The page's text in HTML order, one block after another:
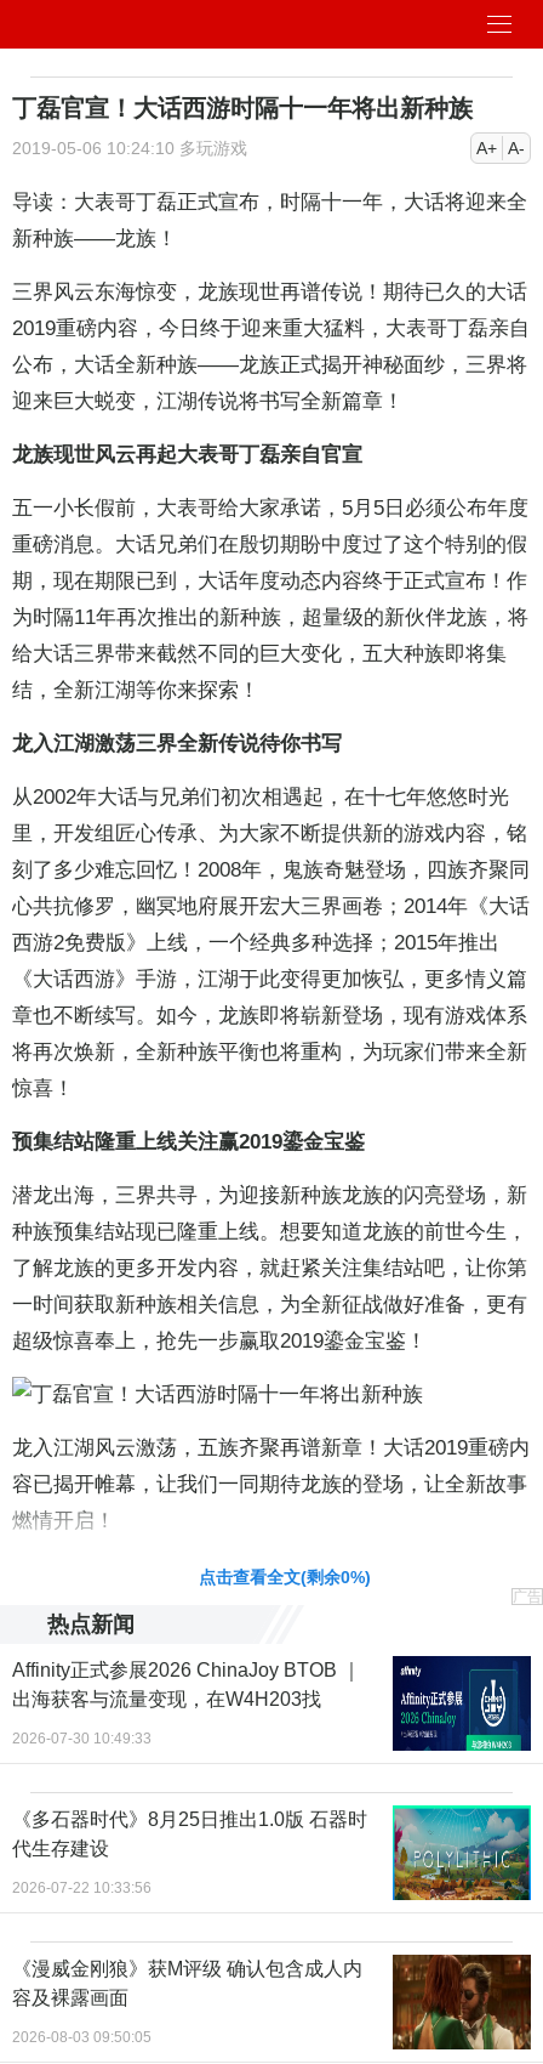
丁磊官宣！大话西游时隔十一年将出新种族
2019-05-06 10:24:10 多玩游戏 A+ A-
导读：大表哥丁磊正式宣布，时隔十一年，大话将迎来全
新种族——龙族！
三界风云东海惊变，龙族现世再谱传说！期待已久的大话
2019重磅内容，今日终于迎来重大猛料，大表哥丁磊亲自
公布，大话全新种族——龙族正式揭开神秘面纱，三界将
迎来巨大蜕变，江湖传说将书写全新篇章！
龙族现世风云再起大表哥丁磊亲自官宣
五一小长假前，大表哥给大家承诺，5月5日必须公布年度
重磅消息。大话兄弟们在殷切期盼中度过了这个特别的假
期，现在期限已到，大话年度动态内容终于正式宣布！作
为时隔11年再次推出的新种族，超量级的新伙伴龙族，将
给大话三界带来截然不同的巨大变化，五大种族即将集
结，全新江湖等你来探索！
龙入江湖激荡三界全新传说待你书写
从2002年大话与兄弟们初次相遇起，在十七年悠悠时光
里，开发组匠心传承、为大家不断提供新的游戏内容，铭
刻了多少难忘回忆！2008年，鬼族奇魅登场，四族齐聚同
心共抗修罗，幽冥地府展开宏大三界画卷；2014年《大话
西游2免费版》上线，一个经典多种选择；2015年推出
《大话西游》手游，江湖于此变得更加恢弘，更多情义篇
章也不断续写。如今，龙族即将崭新登场，现有游戏体系
将再次焕新，全新种族平衡也将重构，为玩家们带来全新
惊喜！
预集结站隆重上线关注赢2019鎏金宝鉴
潜龙出海，三界共寻，为迎接新种族龙族的闪亮登场，新
种族预集结站现已隆重上线。想要知道龙族的前世今生，
了解龙族的更多开发内容，就赶紧关注集结站吧，让你第
一时间获取新种族相关信息，为全新征战做好准备，更有
超级惊喜奉上，抢先一步赢取2019鎏金宝鉴！
龙入江湖风云激荡，五族齐聚再谱新章！大话2019重磅内
容已揭开帷幕，让我们一同期待龙族的登场，让全新故事
燃情开启！
责任编辑：黄鹏 CG001
点击查看全文(剩余0%)
广告
热点新闻
Affinity正式参展2026 ChinaJoy BTOB ｜
出海获客与流量变现，在W4H203找
2026-07-30 10:49:33
《多石器时代》8月25日推出1.0版 石器时
代生存建设
2026-07-22 10:33:56
《漫威金刚狼》获M评级 确认包含成人内
容及裸露画面
2026-08-03 09:50:05